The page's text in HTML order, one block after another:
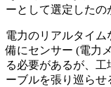
ーとして選定したの
電力のリアルタイ
備にセンサー (電力
る必要があるが、
ーブルを張り巡ら